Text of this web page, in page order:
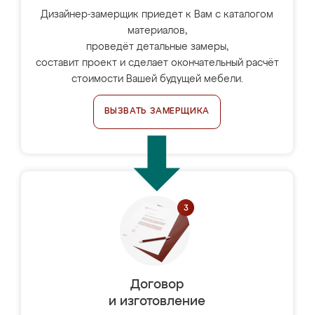
Дизайнер-замерщик приедет к Вам с каталогом
материалов,
проведёт детальные замеры,
составит проект и сделает окончательный расчёт
стоимости Вашей будущей мебели.
ВЫЗВАТЬ ЗАМЕРЩИКА
Договор
и изготовление